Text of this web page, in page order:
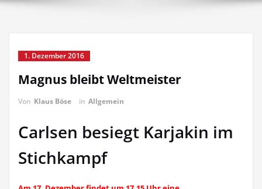
1. Dezember 2016
Magnus bleibt Weltmeister
Von Klaus Böse in Allgemein
Carlsen besiegt Karjakin im
Stichkampf